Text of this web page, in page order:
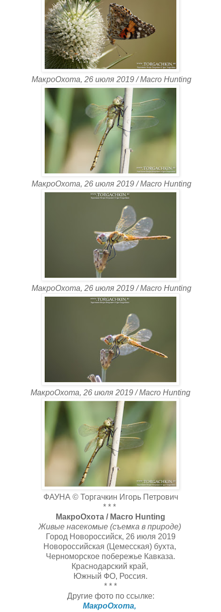
МакроОхота, 26 июля 2019 / Macro Hunting
МакроОхота, 26 июля 2019 / Macro Hunting
МакроОхота, 26 июля 2019 / Macro Hunting
МакроОхота, 26 июля 2019 / Macro Hunting
ФАУНА © Торгачкин Игорь Петрович
* * *
МакроОхота / Macro Hunting
Живые насекомые (съемка в природе)
Город Новороссийск, 26 июля 2019
Новороссийская (Цемесская) бухта,
Черноморское побережье Кавказа.
Краснодарский край,
Южный ФО, Россия.
* * *
Другие фото по ссылке:
МакроОхота,